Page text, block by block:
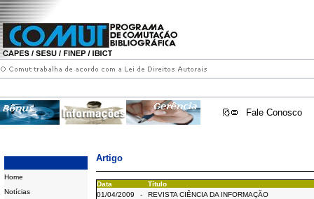
Fale Conosco
Home
Notícias
Artigo
Data
Título
01/04/2009
-
REVISTA CIÊNCIA DA INFORMAÇÃO